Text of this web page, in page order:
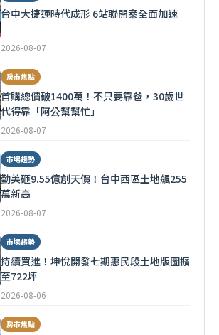
台中大捷運時代成形 6站聯開案全面加速
2026-08-07
房市焦點
首購總價破1400萬！不只要靠爸，30歲世
代得靠「阿公幫幫忙」
2026-08-07
市場趨勢
勤美砸9.55億創天價！台中西區土地飆255
萬新高
2026-08-07
市場趨勢
持續買進！坤悅開發七期惠民段土地版圖擴
至722坪
2026-08-06
房市焦點